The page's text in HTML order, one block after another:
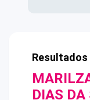
DIAS DA